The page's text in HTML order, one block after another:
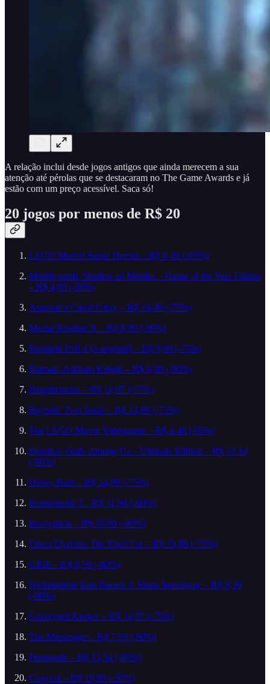
A relação inclui desde jogos antigos que ainda merecem a sua
atenção até pérolas que se destacaram no The Game Awards e já
estão com um preço acessível. Saca só!
20 jogos por menos de R$ 20
LEGO Marvel Super Heroes – R$ 4,49 (-95%)
Middle-earth: Shadow of Mordor – Game of the Year Edition
– R$ 4,99 (-95%)
Assassin’s Creed Unity – R$ 14,99 (-75%)
Mortal Kombat X – R$ 8,99 (-90%)
Resident Evil 4 (o original) – R$ 9,99 (-75%)
Batman: Arkham Knight – R$ 8,99 (-90%)
Blasphemous – R$ 14,97 (-75%)
Beyond: Two Souls – R$ 14,99 (-75%)
The LEGO Movie Videogame – R$ 4,46 (-95%)
Injustice: Gods Among Us – Ultimate Edition – R$ 12,14
(-86%)
Heavy Rain – R$ 14,99 (-75%)
Borderlands 3 – R$ 11,98 (-90%)
Inscryption – R$ 19,99 (-60%)
Disco Elysium: The Final Cut – R$ 18,86 (-75%)
GRIS – R$ 6,59 (-80%)
Nickelodeon Kart Racers 3: Slime Speedway – R$ 9,39
(-90%)
Graveyard Keeper – R$ 14,97 (-75%)
The Messenger – R$ 7,59 (-80%)
Frostpunk – R$ 13,34 (-85%)
Copycat – R$ 19,90 (-50%)